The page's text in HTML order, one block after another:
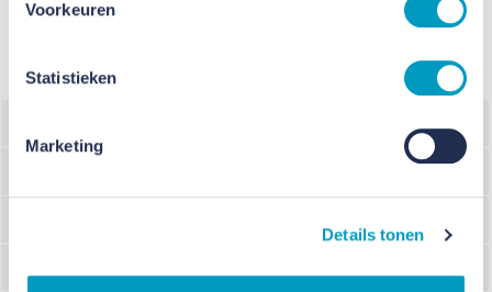
Voorkeuren
Statistieken
Marketing
Details tonen